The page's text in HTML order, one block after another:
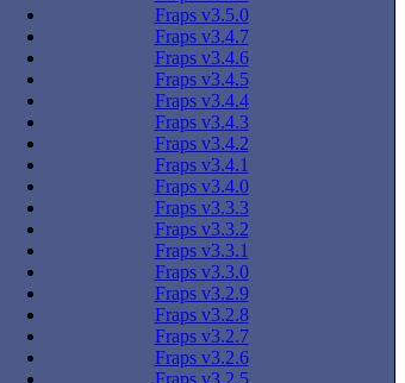
Fraps v3.5.0
Fraps v3.4.7
Fraps v3.4.6
Fraps v3.4.5
Fraps v3.4.4
Fraps v3.4.3
Fraps v3.4.2
Fraps v3.4.1
Fraps v3.4.0
Fraps v3.3.3
Fraps v3.3.2
Fraps v3.3.1
Fraps v3.3.0
Fraps v3.2.9
Fraps v3.2.8
Fraps v3.2.7
Fraps v3.2.6